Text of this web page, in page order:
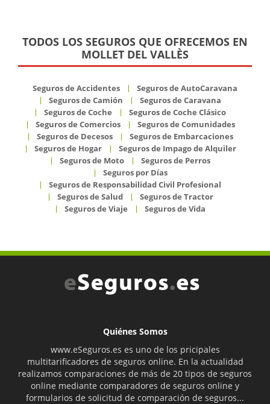
TODOS LOS SEGUROS QUE OFRECEMOS EN
MOLLET DEL VALLÈS
Seguros de Accidentes
Seguros de AutoCaravana
Seguros de Camión
Seguros de Caravana
Seguros de Coche
Seguros de Coche Clásico
Seguros de Comercios
Seguros de Comunidades
Seguros de Decesos
Seguros de Embarcaciones
Seguros de Hogar
Seguros de Impago de Alquiler
Seguros de Moto
Seguros de Perros
Seguros por Días
Seguros de Responsabilidad Civil Profesional
Seguros de Salud
Seguros de Tractor
Seguros de Viaje
Seguros de Vida
Quiénes Somos
www.eSeguros.es es uno de los pricipales
multitarificadores de seguros online. En la actualidad
realizamos comparaciones de más de 20 tipos de seguros
online mediante comparadores de seguros online y
formularios de solicitud de comparación de seguros...